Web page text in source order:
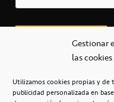
Gestionar
las cookies
Utilizamos cookies propias y
publicidad personalizada en